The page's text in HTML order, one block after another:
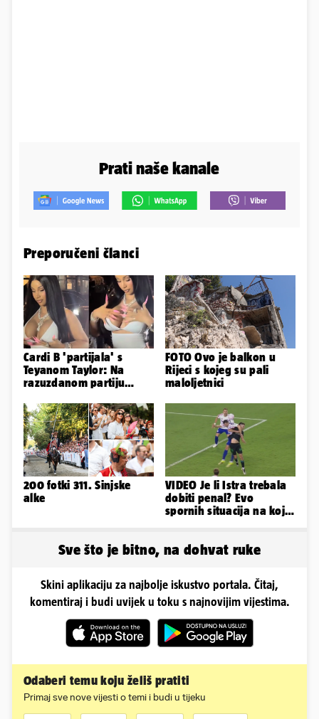
Prati naše kanale
Preporučeni članci
Cardi B 'partijala' s
Teyanom Taylor: Na
razuzdanom partiju
guzu
FOTO Ovo je balkon u
Rijeci s kojeg su pali
maloljetnici
200 fotki 311. Sinjske
alke
VIDEO Je li Istra trebala
dobiti penal? Evo
spornih situacija na koje
Sve što je bitno, na dohvat ruke
Skini aplikaciju za najbolje iskustvo portala. Čitaj,
komentiraj i budi uvijek u toku s najnovijim vijestima.
Odaberi temu koju želiš pratiti
Primaj sve nove vijesti o temi i budi u tijeku